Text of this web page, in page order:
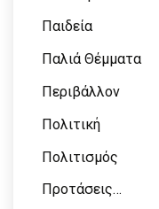
Παιδεία
Παλιά Θέμματα
Περιβάλλον
Πολιτική
Πολιτισμός
Προτάσεις…